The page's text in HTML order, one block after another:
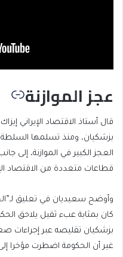
عجز الموازنة
قال أستاذ الاقتصاد الإيراني
بزشكيان، ومنذ تسلمها
العجز الكبير في الموازنة، إلى
قطاعات متعددة من الاقتصاد
وأوضح سعيديان في تعليق
كان بمثابة عبء ثقيل يلاحق
بزشكيان تقليصه عبر إجراءات
غير أن الحكومة اضطرت مؤخرا